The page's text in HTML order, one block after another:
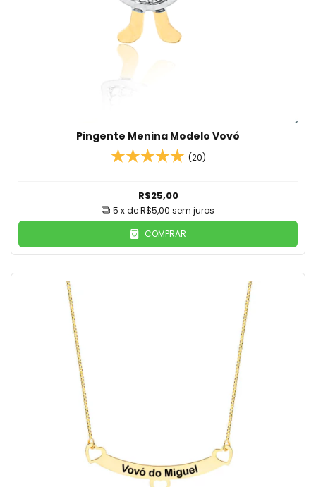
Pingente Menina Modelo Vovó
(20)
R$25,00
5 x deR$5,00 sem juros
COMPRAR